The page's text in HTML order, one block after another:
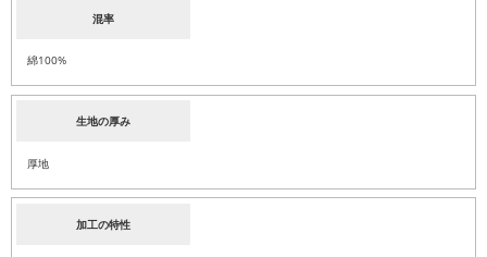
混率
綿100%
生地の厚み
厚地
加工の特性